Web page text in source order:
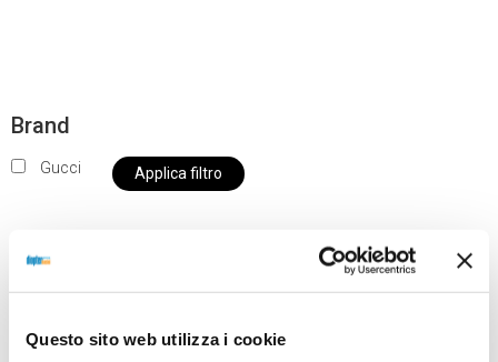
Questo sito web utilizza i cookie
Brand
Gucci Applica filtro
nostro negozio non saranno disponibili per la